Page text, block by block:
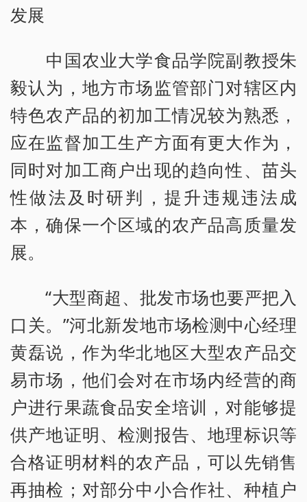
发展
中国农业大学食品学院副教授朱
毅认为，地方市场监管部门对辖区内
特色农产品的初加工情况较为熟悉，
应在监督加工生产方面有更大作为，
同时对加工商户出现的趋向性、苗头
性做法及时研判，提升违规违法成
本，确保一个区域的农产品高质量发
展。
“大型商超、批发市场也要严把入
口关。”河北新发地市场检测中心经理
黄磊说，作为华北地区大型农产品交
易市场，他们会对在市场内经营的商
户进行果蔬食品安全培训，对能够提
供产地证明、检测报告、地理标识等
合格证明材料的农产品，可以先销售
再抽检；对部分中小合作社、种植户